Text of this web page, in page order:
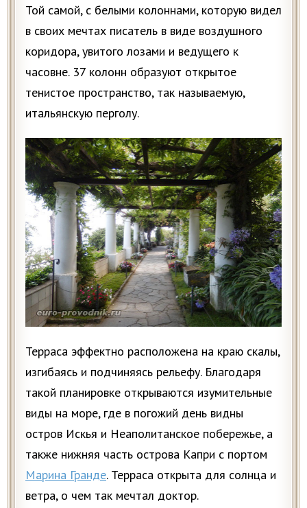
Той самой, с белыми колоннами, которую видел
в своих мечтах писатель в виде воздушного
коридора, увитого лозами и ведущего к
часовне. 37 колонн образуют открытое
тенистое пространство, так называемую,
итальянскую перголу.
Терраса эффектно расположена на краю скалы,
изгибаясь и подчиняясь рельефу. Благодаря
такой планировке открываются изумительные
виды на море, где в погожий день видны
остров Искья и Неаполитанское побережье, а
также нижняя часть острова Капри с портом
Марина Гранде. Терраса открыта для солнца и
ветра, о чем так мечтал доктор.